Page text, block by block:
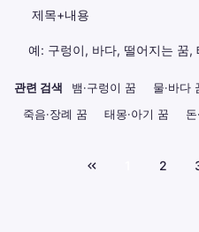
관련 검색 뱀·구렁이 꿈 물·바다
죽음·장례 꿈
태몽·아기 꿈
2